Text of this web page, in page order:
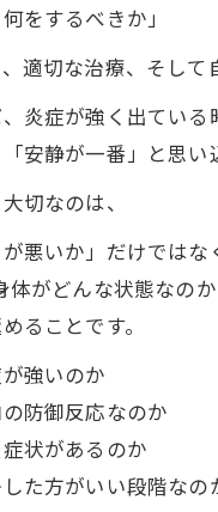
何をするべきか」
適切な治療、そして
炎症が強く出ている
安静が一番」と思い
切なのは、
が悪いか」だけではな
体がどんな状態なのか
ることです。
が強いのか
の防御反応なのか
症状があるのか
した方がいい段階なの